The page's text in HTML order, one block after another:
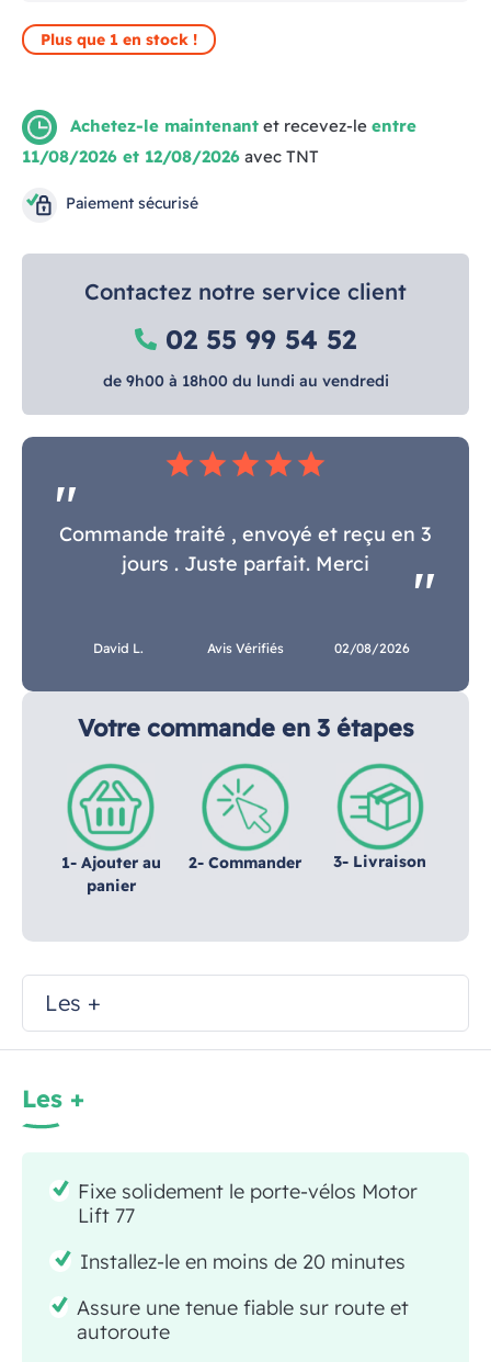
Plus que 1 en stock !
Achetez-le maintenant et recevez-le entre
11/08/2026 et 12/08/2026 avec TNT
Paiement sécurisé
Contactez notre service client
02 55 99 54 52
de 9h00 à 18h00 du lundi au vendredi
Votre commande en 3 étapes
1- Ajouter au
panier
2- Commander 3- Livraison
star star star star star
Commande traité , envoyé et reçu en 3
jours . Juste parfait. Merci
David L. Avis Vérifiés 02/08/2026
Les +
Les +
Fixe solidement le porte-vélos Motor
Lift 77
Installez-le en moins de 20 minutes
Assure une tenue fiable sur route et
autoroute